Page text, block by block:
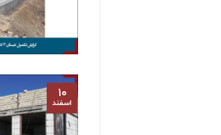
۱۰
اسفند